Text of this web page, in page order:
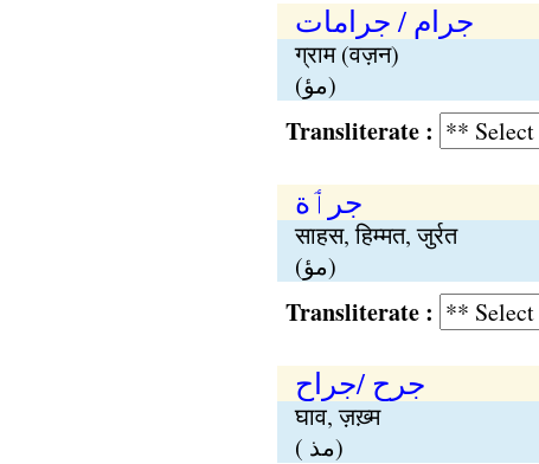
جرام / جرامات
ग्राम (वज़न)
(مؤ)
Transliterate :
جرٲة
साहस, हिम्मत, जुर्रत
(مؤ)
Transliterate :
جرح /جراح
घाव, ज़ख़्म
( مذ)